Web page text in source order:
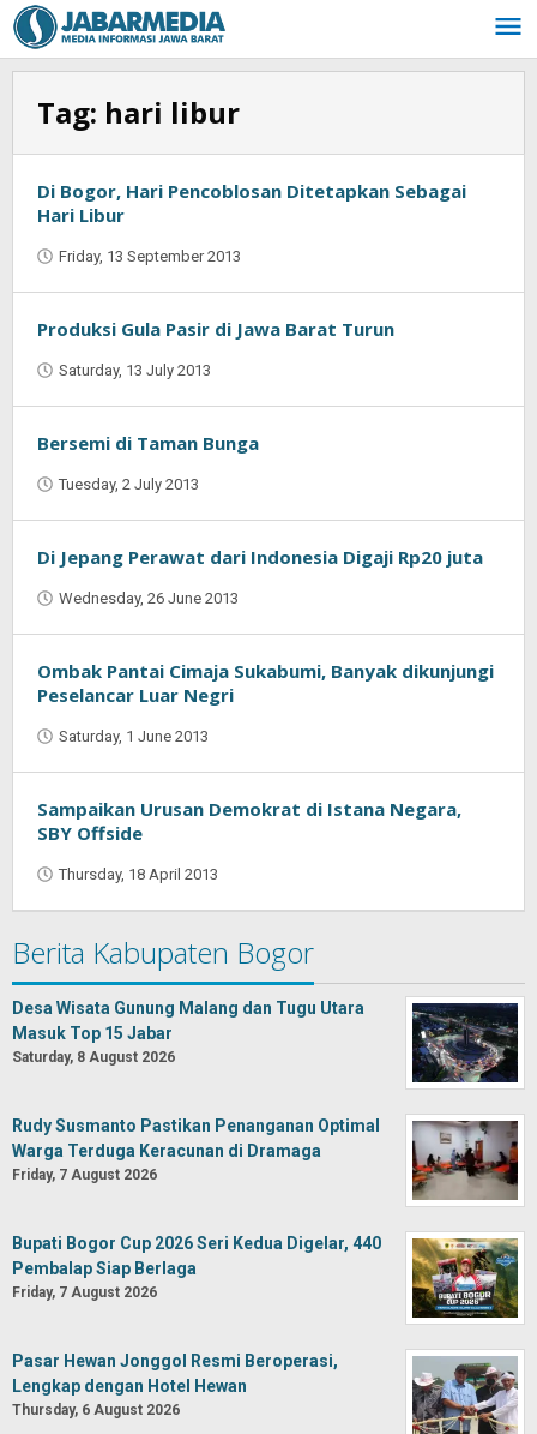
Skip
to
content
Tag: hari libur
Di Bogor, Hari Pencoblosan Ditetapkan Sebagai
Hari Libur
Friday, 13 September 2013
Produksi Gula Pasir di Jawa Barat Turun
Saturday, 13 July 2013
Bersemi di Taman Bunga
Tuesday, 2 July 2013
Di Jepang Perawat dari Indonesia Digaji Rp20 juta
Wednesday, 26 June 2013
Ombak Pantai Cimaja Sukabumi, Banyak dikunjungi
Peselancar Luar Negri
Saturday, 1 June 2013
Sampaikan Urusan Demokrat di Istana Negara,
SBY Offside
Thursday, 18 April 2013
Berita Kabupaten Bogor
Desa Wisata Gunung Malang dan Tugu Utara
Masuk Top 15 Jabar
Saturday, 8 August 2026
Rudy Susmanto Pastikan Penanganan Optimal
Warga Terduga Keracunan di Dramaga
Friday, 7 August 2026
Bupati Bogor Cup 2026 Seri Kedua Digelar, 440
Pembalap Siap Berlaga
Friday, 7 August 2026
Pasar Hewan Jonggol Resmi Beroperasi,
Lengkap dengan Hotel Hewan
Thursday, 6 August 2026